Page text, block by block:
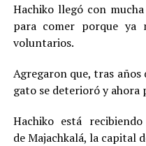
Hachiko llegó con
para comer porque ya
voluntarios.
Agregaron que, tras años
gato se deterioró y ahora
Hachiko está
de Majachkalá, la capital